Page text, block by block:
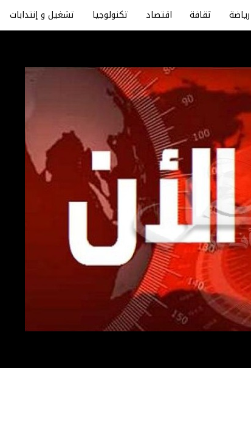
رياضة ثقافة اقتصاد تكنولوجيا تشغيل و إنتدابات